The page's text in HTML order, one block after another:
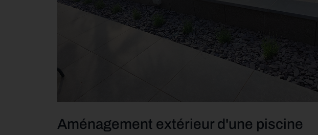
Aménagement extérieur d'une piscine